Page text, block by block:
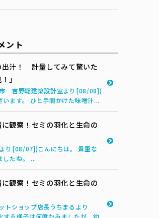
ント
出汁！ 計量してみて驚いた
」
吉野聡建築設計室より[08/08])
います。 ひと手間かけた味噌汁...
に観察！セミの羽化と生命の
り[08/07])こんにちは。 貴重な
したね。 ...
に観察！セミの羽化と生命の
トショップ店長うちまるより
る様子は何度かみましたが、幼